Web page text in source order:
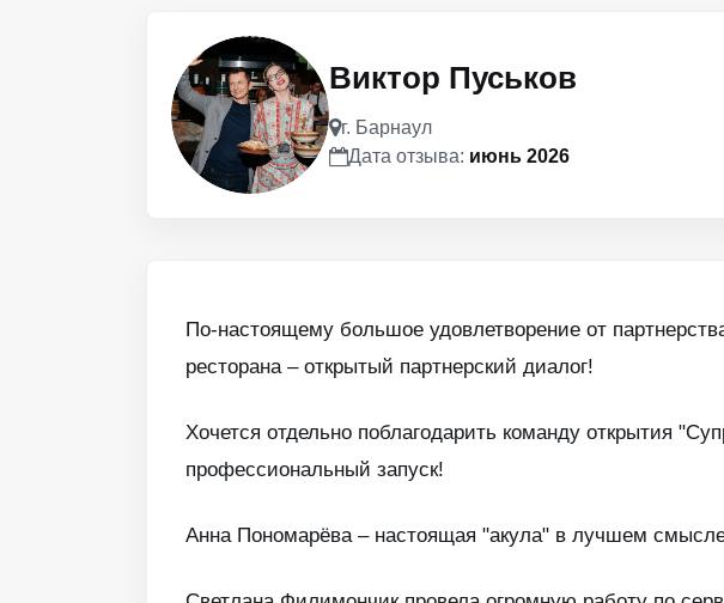
Виктор Пуськов
г. Барнаул
Дата отзыва: июнь 2026
По-настоящему большое удовлетворение от
ресторана – открытый партнерский диалог!
Хочется отдельно поблагодарить команду открытия
профессиональный запуск!
Анна Пономарёва – настоящая "акула" в лучшем